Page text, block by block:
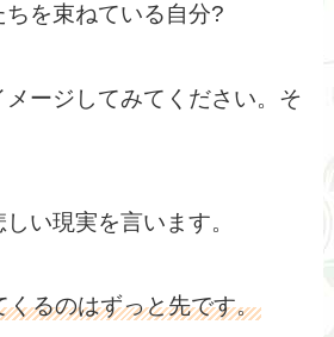
を束ねている自分?
メージしてみてください。そ
い現実を言います。
くるのはずっと先です。